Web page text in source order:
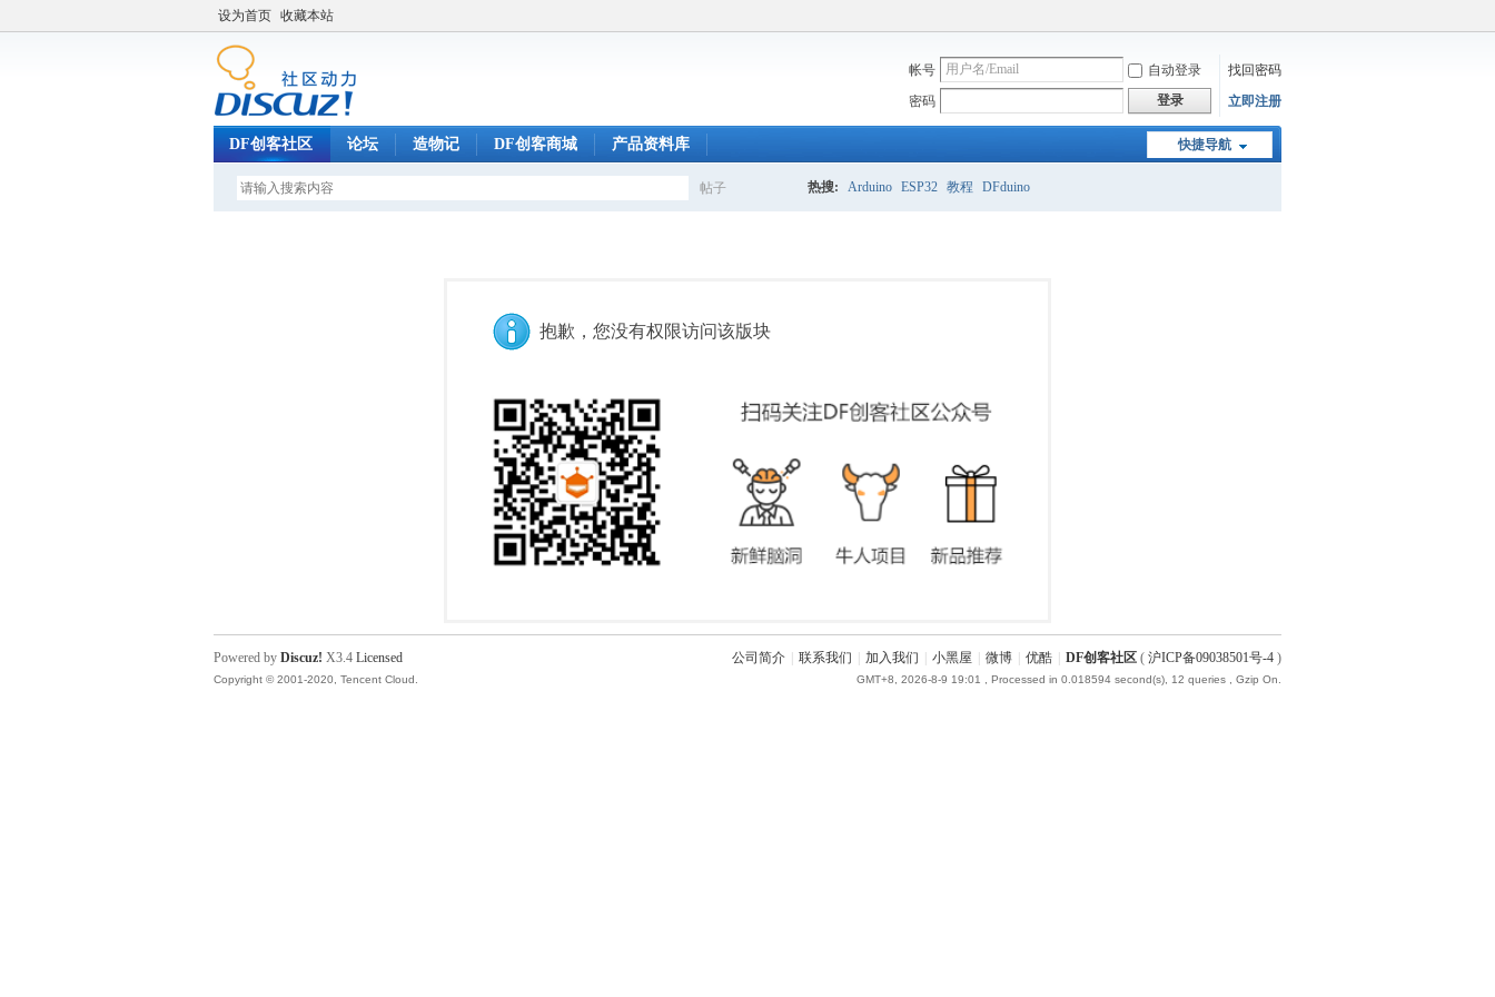
设为首页 收藏本站
帐号 自动登录
找回密码
密码
登录 立即注册
快捷导航
DF创客社区 论坛 造物记 DF创客商城 产品资料库
帖子 热搜: Arduino ESP32 教程 DFduino
抱歉，您没有权限访问该版块
公司简介 联系我们 加入我们 小黑屋 微博 优酷 DF创客社区 ( 沪ICP备09038501号-4 )
GMT+8, 2026-8-9 19:01 , Processed in 0.018594 second(s), 12 queries , Gzip On.
Powered by Discuz! X3.4 Licensed
Copyright © 2001-2020, Tencent Cloud.